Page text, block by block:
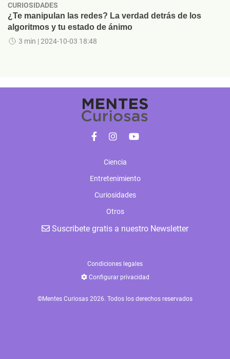
CURIOSIDADES
¿Te manipulan las redes? La verdad detrás de los
algoritmos y tu estado de ánimo
3 min | 2024-10-03 18:48
Ciencia
Entretenimiento
Curiosidades
Otros
Suscribete gratis a nuestro Newsletter
Condiciones legales
Configurar privacidad
©Mentes Curiosas 2026. Todos los derechos reservados